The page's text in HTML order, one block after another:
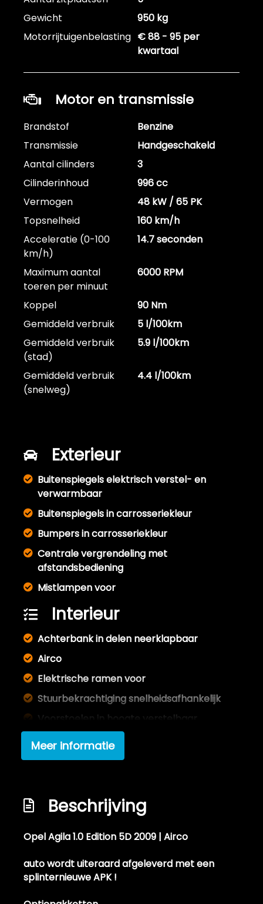
Gewicht
950 kg
Motorrijtuigenbelasting € 88 - 95 per
kwartaal
Motor en transmissie
Brandstof
Benzine
Transmissie
Handgeschakeld
Aantal cilinders
3
Cilinderinhoud
996 cc
Vermogen
48 kW / 65 PK
Topsnelheid
160 km/h
Acceleratie (0-100
km/h)
14.7 seconden
Maximum aantal
toeren per minuut
6000 RPM
Koppel
90 Nm
Gemiddeld verbruik
5 l/100km
Gemiddeld verbruik
(stad)
5.9 l/100km
Gemiddeld verbruik
(snelweg)
4.4 l/100km
Exterieur
Buitenspiegels elektrisch verstel- en
verwarmbaar
Buitenspiegels in carrosseriekleur
Bumpers in carrosseriekleur
Centrale vergrendeling met
afstandsbediening
Mistlampen voor
Interieur
Achterbank in delen neerklapbaar
Airco
Elektrische ramen voor
Stuurbekrachtiging snelheidsafhankelijk
Voorstoelen in hoogte verstelbaar
Overige
Passagiersairbag
Zij airbag(s) voor
Meer informatie
Beschrijving
Opel Agila 1.0 Edition 5D 2009 | Airco
auto wordt uiteraard afgeleverd met een
splinternieuwe APK !